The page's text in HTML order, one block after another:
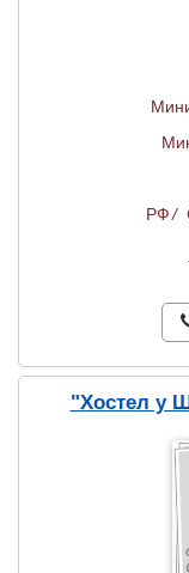
РФ/
"Хостел у